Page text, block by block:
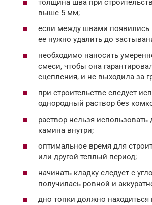
толщина шва при
выше 5 мм;
если между швами появились
ее нужно удалить до
необходимо наносить
смеси, чтобы она
сцепления, и не выходила за
при строительстве следует
однородный раствор без
раствор нельзя
камина внутри;
оптимальное время для
или другой теплый период;
начинать кладку следует с
получилась ровной и
дно топки должно находиться